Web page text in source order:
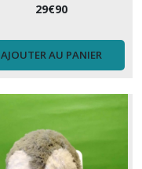
29€90
AJOUTER AU PANIER